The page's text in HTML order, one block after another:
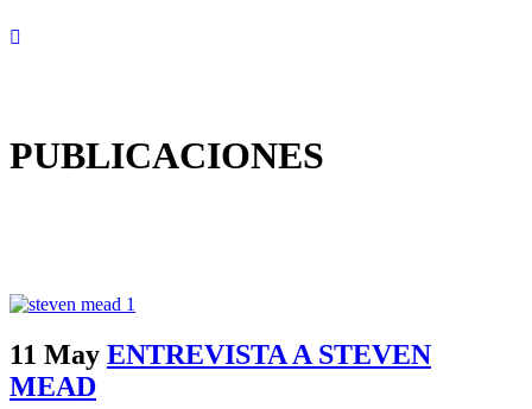
PUBLICACIONES
11 May ENTREVISTA A STEVEN
MEAD